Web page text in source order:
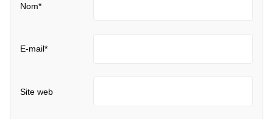
Nom*
E-mail*
Site web